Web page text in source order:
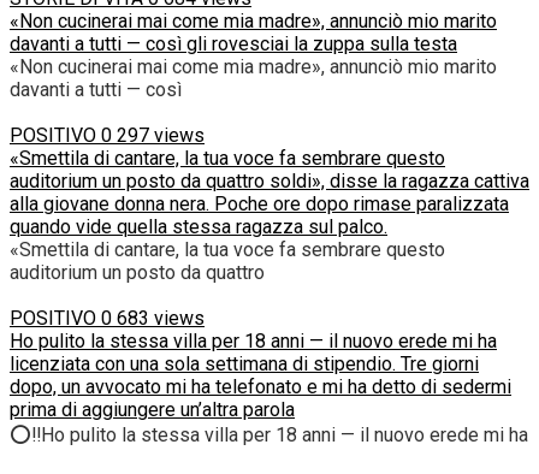
«Non cucinerai mai come mia madre», annunciò mio marito
davanti a tutti — così gli rovesciai la zuppa sulla testa
«Non cucinerai mai come mia madre», annunciò mio marito
davanti a tutti — così
POSITIVO 0 297 views
«Smettila di cantare, la tua voce fa sembrare questo
auditorium un posto da quattro soldi», disse la ragazza cattiva
alla giovane donna nera. Poche ore dopo rimase paralizzata
quando vide quella stessa ragazza sul palco.
«Smettila di cantare, la tua voce fa sembrare questo
auditorium un posto da quattro
POSITIVO 0 683 views
Ho pulito la stessa villa per 18 anni — il nuovo erede mi ha
licenziata con una sola settimana di stipendio. Tre giorni
dopo, un avvocato mi ha telefonato e mi ha detto di sedermi
prima di aggiungere un’altra parola
⭕‼️Ho pulito la stessa villa per 18 anni — il nuovo erede mi ha